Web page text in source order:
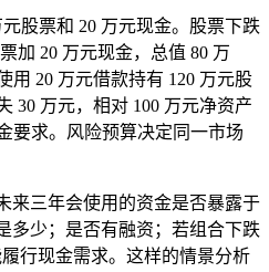
股票和 20 万元现金。股票下跌
加 20 万元现金，总值 80 万
用 20 万元借款持有 120 万元股
30 万元，相对 100 万元净资产
要求。风险预算决定同一市场
来三年会使用的资金是否暴露于
多少；是否有融资；若组合下跌
行现金需求。这样的情景分析